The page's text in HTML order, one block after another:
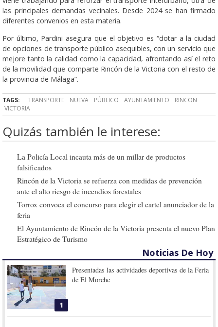
las principales demandas vecinales. Desde 2024 se han firmado
diferentes convenios en esta materia.
Por último, Pardini asegura que el objetivo es “dotar a la ciudad
de opciones de transporte público asequibles, con un servicio que
mejore tanto la calidad como la capacidad, afrontando así el reto
de la movilidad que comparte Rincón de la Victoria con el resto de
la provincia de Málaga”.
TAGS: TRANSPORTE NUEVA PÚBLICO AYUNTAMIENTO
RINCON
VICTORIA
Quizás también le interese:
La Policía Local incauta más de un millar de productos
falsificados
Rincón de la Victoria se refuerza con medidas de prevención
ante el alto riesgo de incendios forestales
Torrox convoca el concurso para elegir el cartel anunciador de la
feria
El Ayuntamiento de Rincón de la Victoria presenta el nuevo Plan
Estratégico de Turismo
Noticias De Hoy
1
Presentadas las actividades deportivas de la Feria
de El Morche